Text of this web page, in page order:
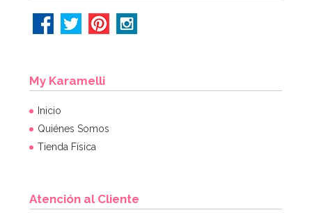
My Karamelli
Inicio
Quiénes Somos
Tienda Física
Atención al Cliente